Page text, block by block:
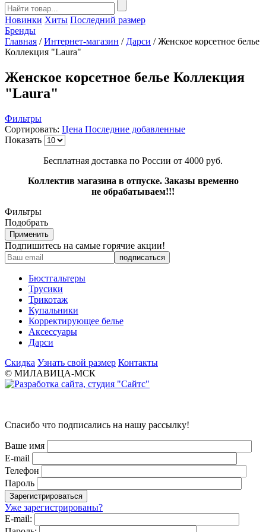
Новинки Хиты Последний размер
Бренды
Главная / Интернет-магазин / Дарси /Женское корсетное белье
Коллекция "Laura"
Женское корсетное белье Коллекция
"Laura"
Фильтры
Сортировать: Цена Последние добавленные
Показать
Бесплатная доставка по России от 4000 руб.
Коллектив магазина в отпуске. Заказы временно
не обрабатываем!!!
Фильтры
Подобрать
Применить
Подпишитесь на самые горячие акции!
Бюстгальтеры
Трусики
Трикотаж
Купальники
Корректирующее белье
Аксессуары
Дарси
Скидка Узнать свой размер Контакты
© МИЛАВИЦА-МСК
Спасибо что подписались на нашу рассылку!
Ваше имя
E-mail
Телефон
Пароль
Уже зарегистрированы?
E-mail: